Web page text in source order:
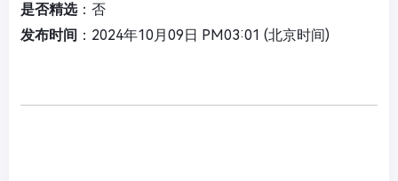
是否精选：否
发布时间 ：2024年10月09日 PM03:01 (北京时间)